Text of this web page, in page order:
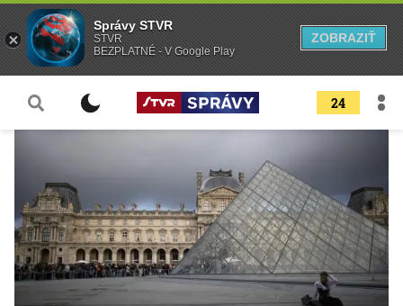
24
Správy STVR
STVR
BEZPLATNÉ - V Google Play
ZOBRAZIŤ